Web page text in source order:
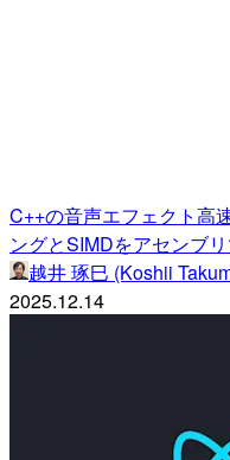
C++の音声エフェクト高
ングとSIMDをアセンブ
越井 琢巳 (Koshii
2025.12.14